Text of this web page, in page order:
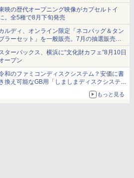
ョーツは1990円に
映の歴代オープニング映像がカプセルトイ
。全5種で8月下旬発売
ルディ、オンライン限定「ネコバッグ＆タン
ラーセット」を一般販売。7月の抽選販売の
選無効分
ターバックス、横浜に“文化財カフェ”8月10日
ープン
和のファミコンディスクシステム？安価に書
換え可能なGB用「しましまディスクシステ
もっと見る